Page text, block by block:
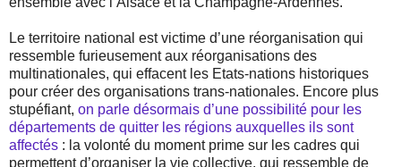
Le territoire national est victime d’une réorganisation qui
ressemble furieusement aux réorganisations des
multinationales, qui effacent les Etats-nations historiques
pour créer des organisations trans-nationales. Encore plus
stupéfiant, on parle désormais d’une possibilité pour les
départements de quitter les régions auxquelles ils sont
affectés : la volonté du moment prime sur les cadres qui
permettent d’organiser la vie collective, qui ressemble de